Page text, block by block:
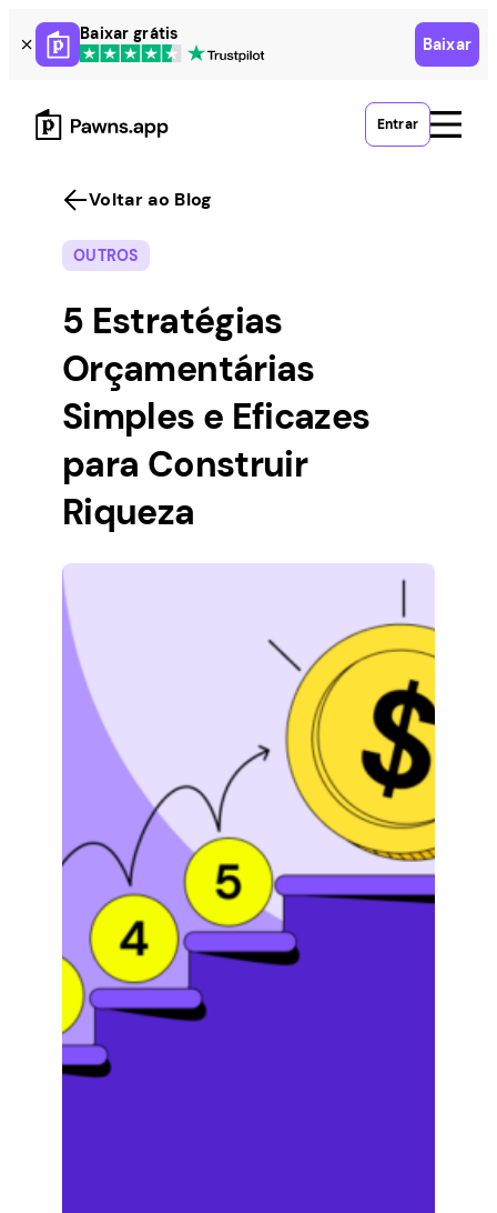
Skip
to
content
Baixar grátis
Baixar
Entrar
Voltar ao Blog
OUTROS
5 Estratégias
Orçamentárias
Simples e Eficazes
para Construir
Riqueza